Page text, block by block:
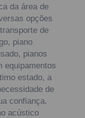
da área de
opções
de
piano
pianos
equipamentos
estado, a
de
confiança.
acústico